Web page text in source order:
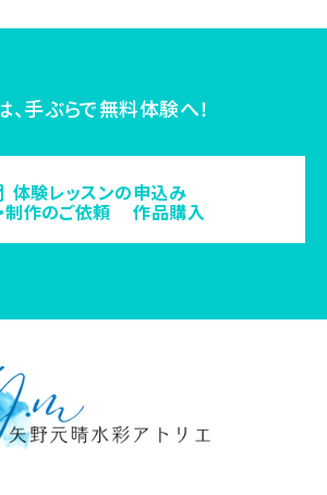
、手ぶらで無料体験へ！
体験レッスンの申込み
制作のご依頼 作品購入